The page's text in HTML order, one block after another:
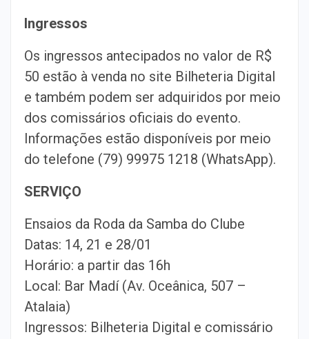
Ingressos
Os ingressos antecipados no valor de R$
50 estão à venda no site Bilheteria Digital
e também podem ser adquiridos por meio
dos comissários oficiais do evento.
Informações estão disponíveis por meio
do telefone (79) 99975 1218 (WhatsApp).
SERVIÇO
Ensaios da Roda da Samba do Clube
Datas: 14, 21 e 28/01
Horário: a partir das 16h
Local: Bar Madí (Av. Oceânica, 507 –
Atalaia)
Ingressos: Bilheteria Digital e comissário